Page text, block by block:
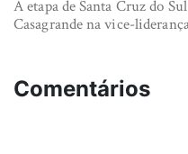
A etapa de Santa Cruz do
Casagrande na vice-
Comentários